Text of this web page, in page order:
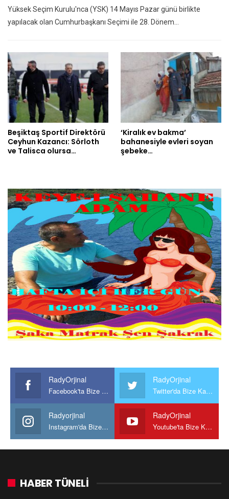
Yüksek Seçim Kurulu'nca (YSK) 14 Mayıs Pazar günü birlikte
yapılacak olan Cumhurbaşkanı Seçimi ile 28. Dönem…
Beşiktaş Sportif Direktörü
Ceyhun Kazancı: Sörloth
ve Talisca olursa…
‘Kiralık ev bakma’
bahanesiyle evleri soyan
şebeke…
RadyOrjinal
Facebook'ta Bize Katılın
RadyOrjinal
Twitter'da Bize Katılın
Radyorjinal
Instagram'da Bize katılın
RadyOrjinal
Youtube'ta Bize Katılın
HABER TÜNELİ